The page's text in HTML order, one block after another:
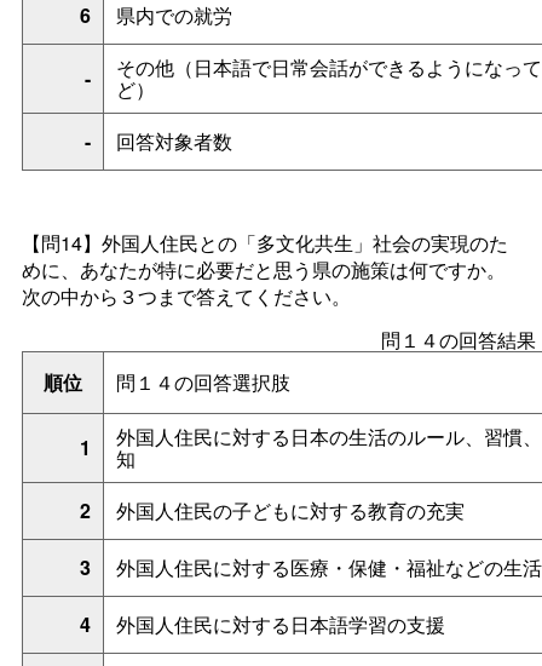
6 県内での就労
- その他（日本語で日常会話ができるようになっ
ど）
-
回答対象者数
【問14】外国人住民との「多文化共生」社会の実現のた
めに、あなたが特に必要だと思う県の施策は何ですか。
次の中から３つまで答えてください。
問１４の回答結果
順位
問１４の回答選択肢
1 外国人住民に対する日本の生活のルール、習慣
知
2
外国人住民の子どもに対する教育の充実
3 外国人住民に対する医療・保健・福祉などの生
4 外国人住民に対する日本語学習の支援